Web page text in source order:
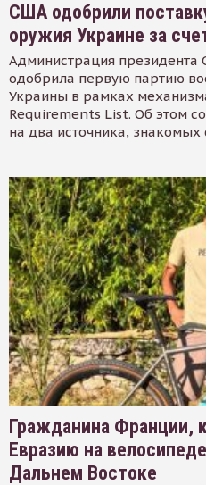
США одобрили
оружия Украине за
Администрация
одобрила первую партию
Украины в рамках
Requirements List. Об этом
на два источника, знакомых
Гражданина Франции,
Евразию на
Дальнем Востоке